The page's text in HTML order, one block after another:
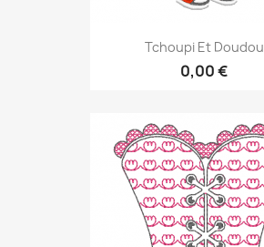
Tchoupi Et Doudou
0,00 €